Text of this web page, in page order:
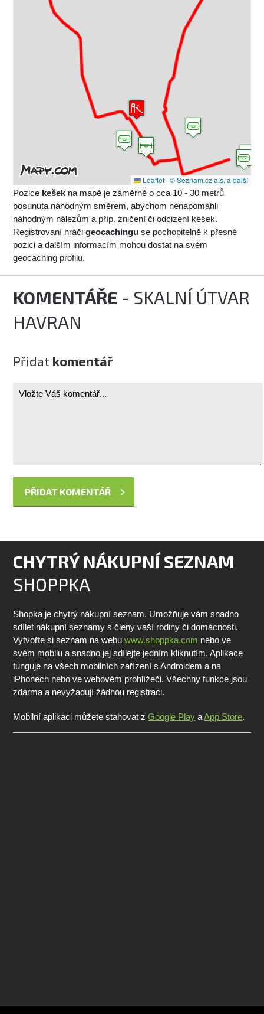
Leaflet | © Seznam.cz a.s. a další
Pozice kešek na mapě je záměrně o cca 10 - 30 metrů
posunuta náhodným směrem, abychom nenapomáhli
náhodným nálezům a příp. zničení či odcizení kešek.
Registrovaní hráčigeocachingu se pochopitelně k přesné
pozici a dalším informacím mohou dostat na svém
geocaching profilu.
KOMENTÁŘE - SKALNÍ ÚTVAR
HAVRAN
Přidat komentář
CHYTRÝ NÁKUPNÍ SEZNAM
SHOPPKA
Shopka je chytrý nákupní seznam. Umožňuje vám snadno
sdílet nákupní seznamy s členy vaší rodiny či domácnosti.
Vytvořte si seznam na webuwww.shoppka.com nebo ve
svém mobilu a snadno jej sdílejte jedním kliknutím. Aplikace
funguje na všech mobilních zařízení s Androidem a na
iPhonech nebo ve webovém prohlížeči. Všechny funkce jsou
zdarma a nevyžadují žádnou registraci.
Mobilní aplikaci můžete stahovat zGoogle Play aApp Store.